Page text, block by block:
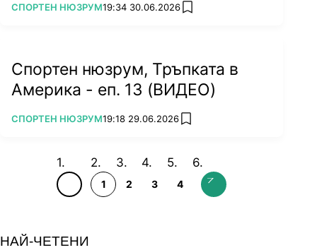
ПОВЕЧЕ ОТ
СПОРТЕН НЮЗРУМ19:34 30.06.2026 add favorites
Спортен нюзрум, Тръпката в
Америка - еп. 13 (ВИДЕО)
ПОВЕЧЕ ОТ
СПОРТЕН НЮЗРУМ19:18 29.06.2026 add favorites
1 2 3 4
НАЙ-ЧЕТЕНИ